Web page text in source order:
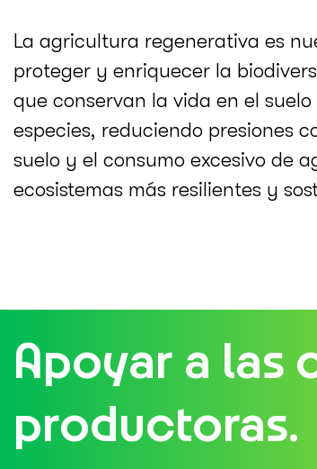
La agricultura regenerativa es
proteger y enriquecer la
que conservan la vida en el
especies, reduciendo presiones
suelo y el consumo excesivo de
ecosistemas más resilientes y
Apoyar a las
productoras.